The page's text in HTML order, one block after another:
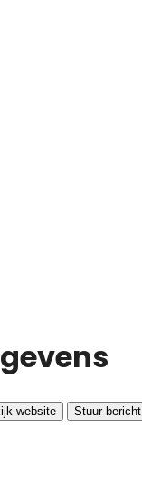
website Stuur bericht